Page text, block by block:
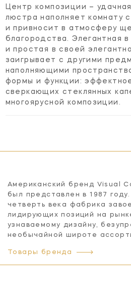
Центр композиции –
люстра наполняет комнату
и привносит в атмосферу
благородства. Элегантная
и простая в своей
заигрывает с другими
наполняющими
формы и функции:
сверкающих стеклянных
многоярусной композиции.
Американский бренд Visual
был представлен в 1987
четверть века фабрика
лидирующих позиций на
узнаваемому дизайну,
необычайной широте
Товары бренда